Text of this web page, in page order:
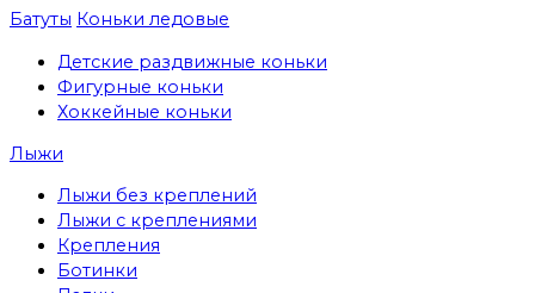
Батуты Коньки ледовые
Детские раздвижные коньки
Фигурные коньки
Хоккейные коньки
Лыжи
Лыжи без креплений
Лыжи с креплениями
Крепления
Ботинки